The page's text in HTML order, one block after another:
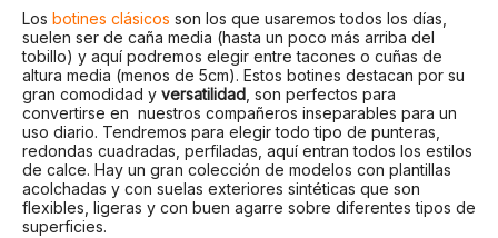
Los botines clásicos son los que usaremos todos los días,
suelen ser de caña media (hasta un poco más arriba del
tobillo) y aquí podremos elegir entre tacones o cuñas de
altura media (menos de 5cm). Estos botines destacan por su
gran comodidad y versatilidad, son perfectos para
convertirse en nuestros compañeros inseparables para un
uso diario. Tendremos para elegir todo tipo de punteras,
redondas cuadradas, perfiladas, aquí entran todos los estilos
de calce. Hay un gran colección de modelos con plantillas
acolchadas y con suelas exteriores sintéticas que son
flexibles, ligeras y con buen agarre sobre diferentes tipos de
superficies.